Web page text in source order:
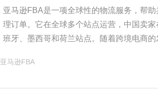
亚马逊FBA是一项全球性的物流服务，帮
理订单。它在全球多个站点运营，中国卖
班牙、墨西哥和荷兰站点。随着跨境电商
​亚马逊FBA